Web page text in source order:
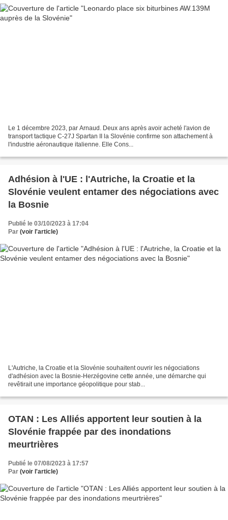
Le 1 décembre 2023, par Arnaud. Deux ans après avoir acheté l'avion de
transport tactique C-27J Spartan II la Slovénie confirme son attachement à
l'industrie aéronautique italienne. Elle Cons...
Adhésion à l'UE : l'Autriche, la Croatie et la
Slovénie veulent entamer des négociations avec
la Bosnie
Publié le 03/10/2023 à 17:04
Par (voir l'article)
L'Autriche, la Croatie et la Slovénie souhaitent ouvrir les négociations
d'adhésion avec la Bosnie-Herzégovine cette année, une démarche qui
revêtirait une importance géopolitique pour stab...
OTAN : Les Alliés apportent leur soutien à la
Slovénie frappée par des inondations
meurtrières
Publié le 07/08/2023 à 17:57
Par (voir l'article)